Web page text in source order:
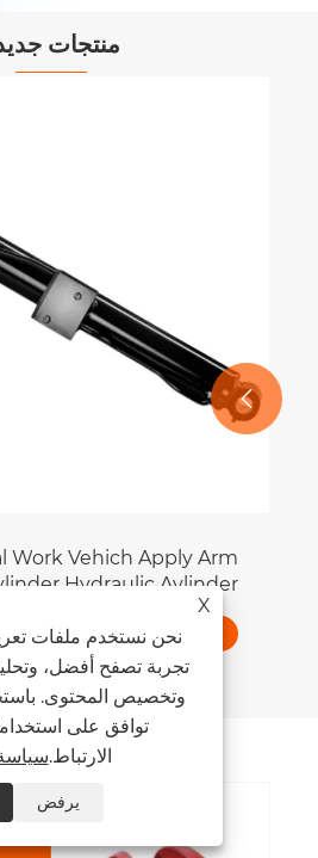
منتجات

توصيات
ما هي المشاكل الشائعة في
X
نحن نستخدم ملفات
تجربة تصفح أفضل،
وتخصيص المحتوى.
توافق على
الارتباط.
يرفض